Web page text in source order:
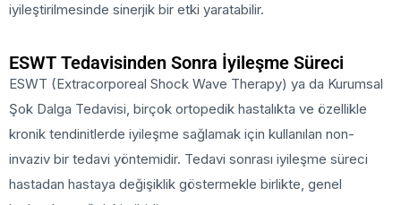
iyileştirilmesinde sinerjik bir etki yaratabilir.
ESWT Tedavisinden Sonra İyileşme Süreci
ESWT (Extracorporeal Shock Wave Therapy) ya da Kurumsal
Şok Dalga Tedavisi, birçok ortopedik hastalıkta ve özellikle
kronik tendinitlerde iyileşme sağlamak için kullanılan non-
invaziv bir tedavi yöntemidir. Tedavi sonrası iyileşme süreci
hastadan hastaya değişiklik göstermekle birlikte, genel